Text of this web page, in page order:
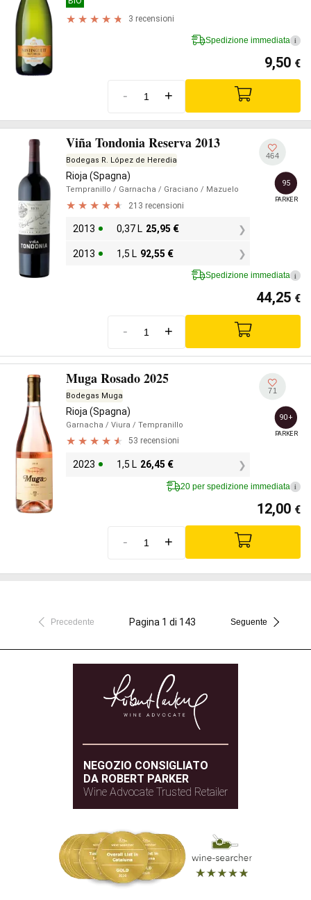
3 recensioni
Spedizione immediata i
9,50 €
- +
Viña Tondonia Reserva 2013
Bodegas R. López de Heredia
Rioja (Spagna)
Tempranillo / Garnacha / Graciano / Mazuelo
213 recensioni
2013 0,37 L 25,95 €
2013 1,5 L 92,55 €
464
95
PARKER
Spedizione immediata i
44,25 €
- +
Muga Rosado 2025
Bodegas Muga
Rioja (Spagna)
Garnacha / Viura / Tempranillo
53 recensioni
2023 1,5 L 26,45 €
71
90+
PARKER
20 per spedizione immediata i
12,00 €
- +
Precedente Pagina 1 di 143 Seguente
NEGOZIO CONSIGLIATO
DA ROBERT PARKER
Wine Advocate Trusted Retailer